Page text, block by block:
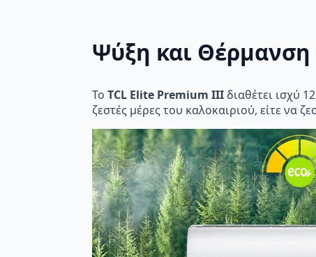
Ψύξη και
Το TCL Elite Premium III διαθέτει ισχύ
ζεστές μέρες του καλοκαιριού, είτε να